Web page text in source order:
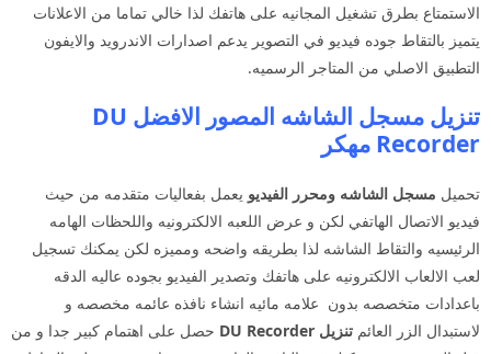
الاستمتاع بطرق تشغيل المجانيه على هاتفك لذا خالي تماما من الاعلانات
يتميز بالتقاط جوده فيديو في التصوير يدعم اصدارات الاندرويد والايفون
التطبيق الاصلي من المتاجر الرسميه.
تنزيل مسجل الشاشه المصور الافضل DU
Recorder مهكر
تحميل مسجل الشاشه ومحرر الفيديو يعمل بفعاليات متقدمه من حيث
فيديو الاتصال الهاتفي لكن و عرض اللعبه الالكترونيه واللحظات الهامه
الرئيسيه والتقاط الشاشه لذا بطريقه واضحه ومميزه لكن يمكنك تسجيل
لعب الالعاب الالكترونيه على هاتفك وتصدير الفيديو بجوده عاليه الدقه
باعدادات متخصصه بدون علامه مائيه انشاء نافذه عائمه مخصصه و
لاستبدال الزر العائم تنزيل DU Recorder
حصل على اهتمام كبير جدا و من